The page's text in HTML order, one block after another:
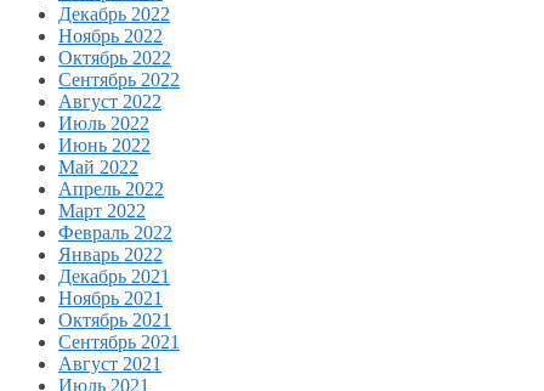
Декабрь 2022
Ноябрь 2022
Октябрь 2022
Сентябрь 2022
Август 2022
Июль 2022
Июнь 2022
Май 2022
Апрель 2022
Март 2022
Февраль 2022
Январь 2022
Декабрь 2021
Ноябрь 2021
Октябрь 2021
Сентябрь 2021
Август 2021
Июль 2021